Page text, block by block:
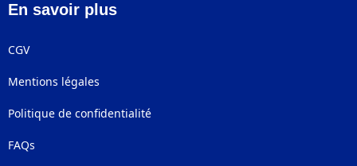
En savoir plus
CGV
Mentions légales
Politique de confidentialité
FAQs